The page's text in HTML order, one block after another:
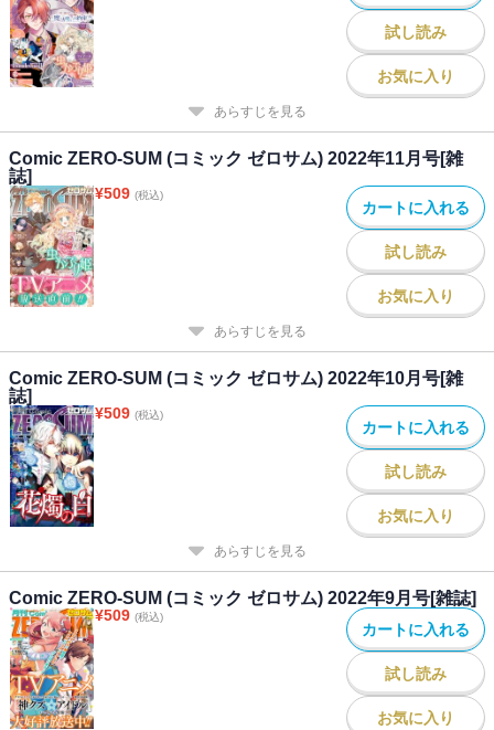
試し読み
お気に入り
あらすじを見る
Comic ZERO-SUM (コミック ゼロサム) 2022年11月号[雑
誌]
¥509 (税込)
カートに入れる
試し読み
お気に入り
あらすじを見る
Comic ZERO-SUM (コミック ゼロサム) 2022年10月号[雑
誌]
¥509 (税込)
カートに入れる
試し読み
お気に入り
あらすじを見る
Comic ZERO-SUM (コミック ゼロサム) 2022年9月号[雑誌]
¥509 (税込)
カートに入れる
試し読み
お気に入り